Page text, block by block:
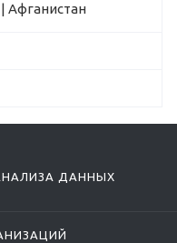
Афганистан
ДАННЫХ